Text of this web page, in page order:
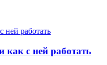
как с ней работать